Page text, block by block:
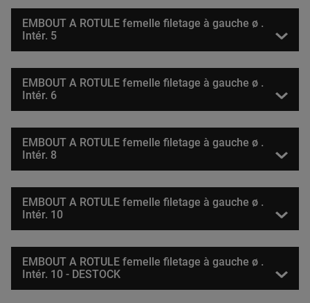
EMBOUT A ROTULE femelle filetage à gauche ø .
Intér. 5
EMBOUT A ROTULE femelle filetage à gauche ø .
Intér. 6
EMBOUT A ROTULE femelle filetage à gauche ø .
Intér. 8
EMBOUT A ROTULE femelle filetage à gauche ø .
Intér. 10
EMBOUT A ROTULE femelle filetage à gauche ø .
Intér. 10 - DESTOCK